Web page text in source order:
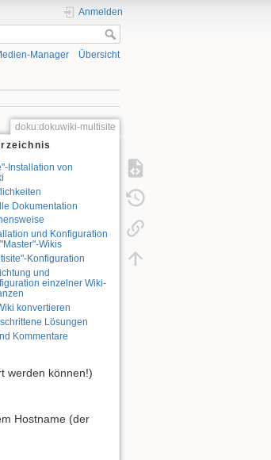
Anmelden
Manager Übersicht
doku:dokuwiki-multisite
Installation von
Dokumentation
und Konfiguration
Wikis
Konfiguration
und
einzelner Wiki-
konvertieren
Lösungen
Kommentare
werden können!)
Hostname (der